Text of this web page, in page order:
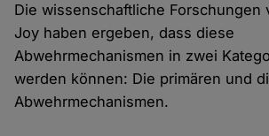
Die wissenschaftliche Forschungen
Joy haben ergeben, dass diese
Abwehrmechanismen in zwei
werden können: Die primären und
Abwehrmechanismen.